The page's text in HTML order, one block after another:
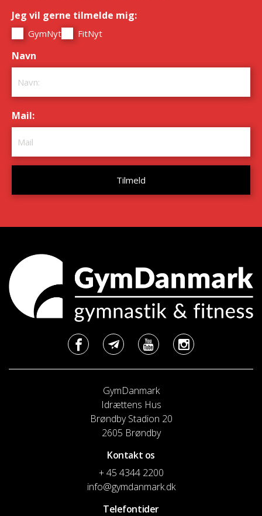
Jeg vil gerne tilmelde mig:
GymNyt FitNyt
Navn
Mail:
GymDanmark
Idrættens Hus
Brøndby Stadion 20
2605 Brøndby
Kontakt os
+ 45 4344 2200
info@gymdanmark.dk
Telefontider